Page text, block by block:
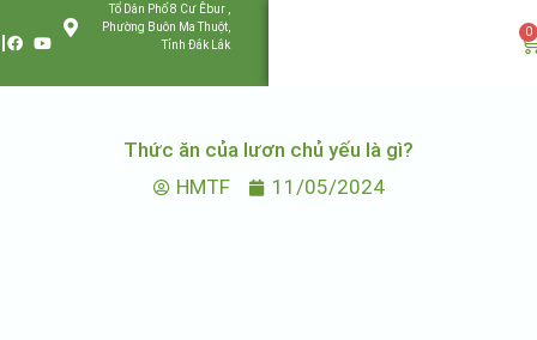
Tổ Dân Phố 8 Cư Êbur ,
Phường Buôn Ma Thuột,
Tỉnh Đắk Lắk
0
Thức ăn của lươn chủ yếu là gì?
HMTF
11/05/2024